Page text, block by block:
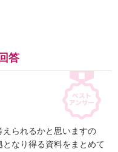
答
られるかと思いますの
なり得る資料をまとめて